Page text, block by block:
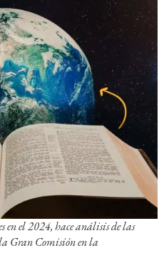
en el 2024, hace análisis de las
Gran Comisión en la